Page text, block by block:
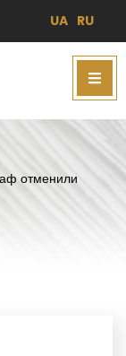
UA RU
отменили